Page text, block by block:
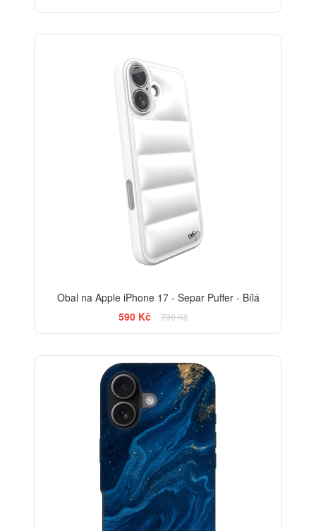
Obal na Apple iPhone 17 - Separ Puffer - Bílá
590 Kč
790 Kč